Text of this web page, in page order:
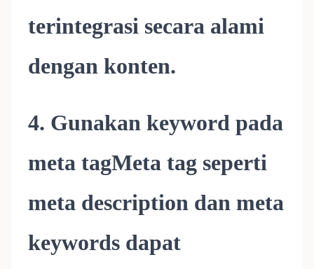
terintegrasi secara alami
dengan konten.
4. Gunakan keyword pada
meta tagMeta tag seperti
meta description dan meta
keywords dapat